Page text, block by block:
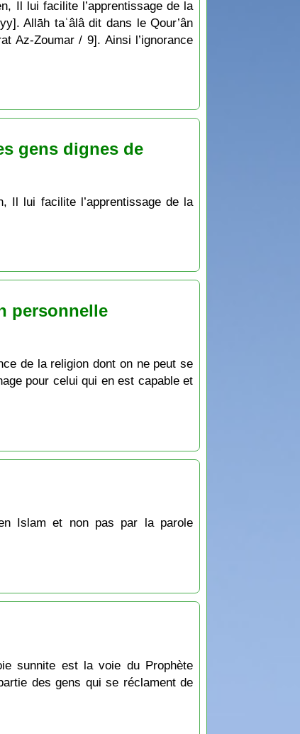
Il lui facilite l’apprentissage de la
Allāh taʿâlâ dit dans le Qour’ân
Az-Zoumar / 9]. Ainsi l’ignorance
gens dignes de
personnelle
de la religion dont on ne peut se
pour celui qui en est capable et
Islam et non pas par la parole
sunnite est la voie du Prophète
des gens qui se réclament de